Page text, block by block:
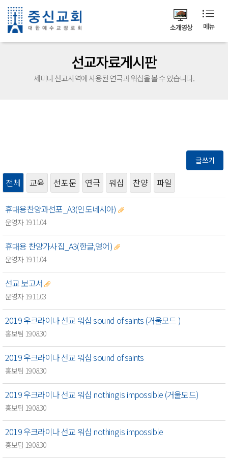
메뉴
소개영상
선교자료게시판
세미나 선교사역에 사용된 연극과 워십을 볼 수 있습니다.
글쓰기
전체 교육 선포문 연극 워십 찬양 파일
휴대용찬양과선포_A3(인도네시아)
운영자 19.11.04
휴대용 찬양가사집_A3(한글,영어)
운영자 19.11.04
선교 보고서
운영자 19.11.03
2019 우크라이나 선교 워십 sound of saints (거울모드 )
홍보팀 19.08.30
2019 우크라이나 선교 워십 sound of saints
홍보팀 19.08.30
2019 우크라이나 선교 워십 nothing is impossible (거울모드)
홍보팀 19.08.30
2019 우크라이나 선교 워십 nothing is impossible
홍보팀 19.08.30